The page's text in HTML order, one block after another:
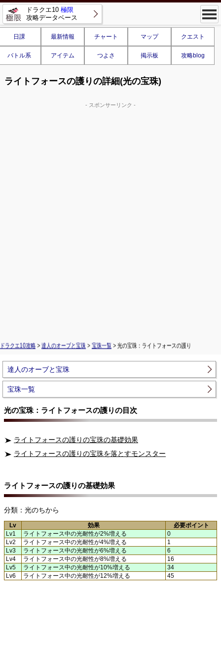
ドラクエ10 極限
攻略データベース
日課 最新情報 チャート マップ クエスト
バトル系 アイテム つよさ 掲示板 攻略blog
ライトフォースの護りの詳細(光の宝珠)
- スポンサーリンク -
ドラクエ10攻略 > 達人のオーブと宝珠 > 宝珠一覧 > 光の宝珠：ライトフォースの護り
達人のオーブと宝珠
宝珠一覧
光の宝珠：ライトフォースの護りの目次
ライトフォースの護りの宝珠の基礎効果
ライトフォースの護りの宝珠を落とすモンスター
ライトフォースの護りの基礎効果
分類：光のちから
Lv 効果
必要ポイント
Lv1
ライトフォース中の光耐性が2%増える
0
Lv2
ライトフォース中の光耐性が4%増える
1
Lv3
ライトフォース中の光耐性が6%増える
6
Lv4
ライトフォース中の光耐性が8%増える
16
Lv5
ライトフォース中の光耐性が10%増える
34
Lv6
ライトフォース中の光耐性が12%増える 45